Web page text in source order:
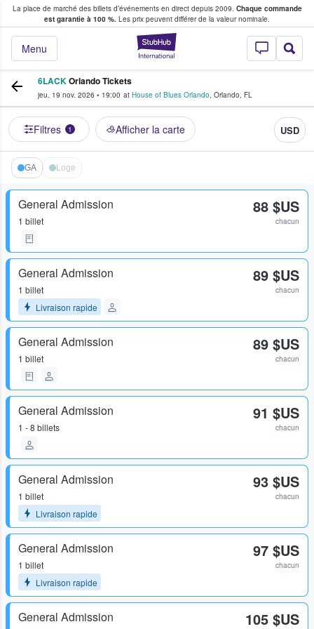
La place de marché des billets d’événements en direct depuis 2009. Chaque commande
est garantie à 100 %. Les prix peuvent différer de la valeur nominale.
StubHub - Où
Menu
fans achètent et vendent des billets
6LACKOrlando Tickets
jeu. 19 nov. 2026 • 19:00 at House of Blues Orlando, Orlando, FL
Filtres 1 Afficher la carte USD
GA Loge
General Admission
1 billet
88 $US
chacun
General Admission
1 billet
Livraison rapide
89 $US
chacun
General Admission
1 billet
89 $US
chacun
General Admission
1 - 8 billets
91 $US
chacun
General Admission
1 billet
Livraison rapide
93 $US
chacun
General Admission
1 billet
Livraison rapide
97 $US
chacun
General Admission 105 $US